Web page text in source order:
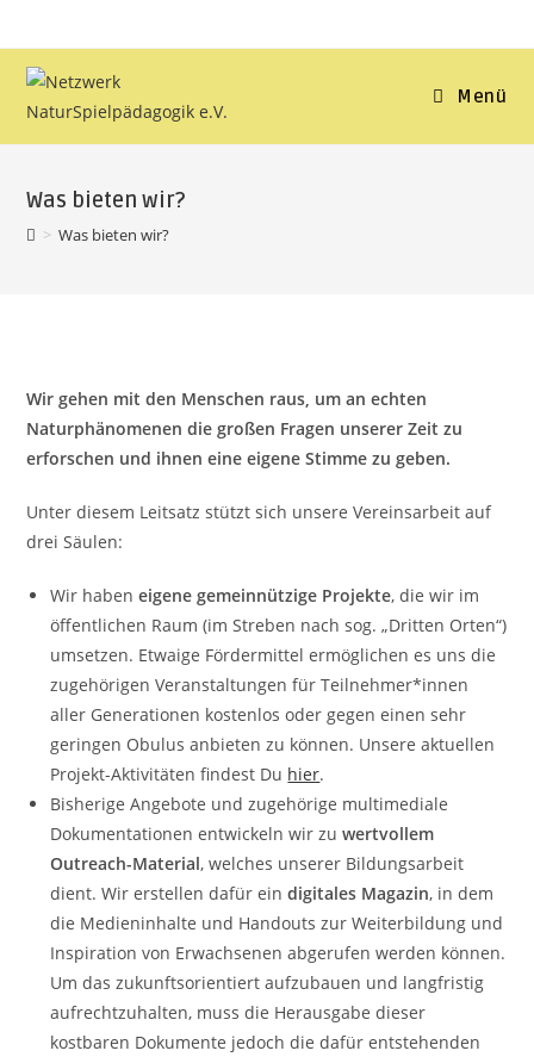
Menü
Was bieten wir?
> Was bieten wir?
Wir gehen mit den Menschen raus, um an echten
Naturphänomenen die großen Fragen unserer Zeit zu
erforschen und ihnen eine eigene Stimme zu geben.
Unter diesem Leitsatz stützt sich unsere Vereinsarbeit auf
drei Säulen:
Wir habeneigene gemeinnützige Projekte, die wir im
öffentlichen Raum (im Streben nach sog. „Dritten Orten“)
umsetzen. Etwaige Fördermittel ermöglichen es uns die
zugehörigen Veranstaltungen für Teilnehmer*innen
aller Generationen kostenlos oder gegen einen sehr
geringen Obulus anbieten zu können. Unsere aktuellen
Projekt-Aktivitäten findest Du hier.
Bisherige Angebote und zugehörige multimediale
Dokumentationen entwickeln wir zuwertvollem
Outreach-Material, welches unserer Bildungsarbeit
dient. Wir erstellen dafür eindigitales Magazin, in dem
die Medieninhalte und Handouts zur Weiterbildung und
Inspiration von Erwachsenen abgerufen werden können.
Um das zukunftsorientiert aufzubauen und langfristig
aufrechtzuhalten, muss die Herausgabe dieser
kostbaren Dokumente jedoch die dafür entstehenden